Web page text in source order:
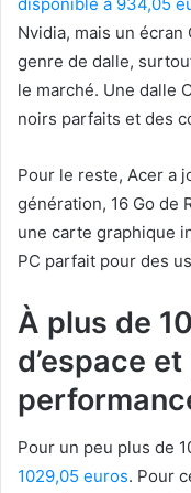
Nvidia, mais un écran
genre de dalle,
le marché. Une dalle
noirs parfaits et des
Pour le reste, Acer a
génération, 16 Go de
une carte graphique
PC parfait pour des
À plus de
d’espace
Pour un peu plus de
1029,05 euros. Pour